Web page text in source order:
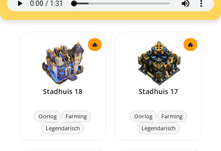
🔥
Stadhuis 18
Oorlog
Farming
Legendarisch
🔥
Stadhuis 17
Oorlog
Farming
Legendarisch